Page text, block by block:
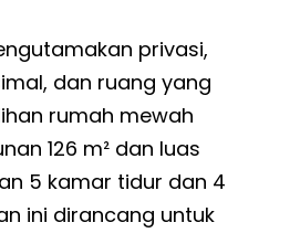
privasi,
dan ruang yang
rumah mewah
126 m² dan luas
5 kamar tidur dan 4
ini dirancang untuk